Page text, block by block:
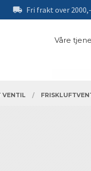
Fri frakt over 2000,-
Våre
VENTIL